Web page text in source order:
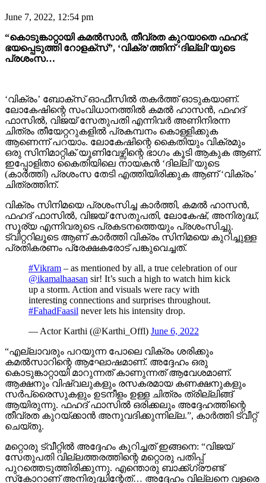
June 7, 2022, 12:54 pm
“കൊടുങ്കാറ്റായി കമൽസാർ, തീവ്രത കുറയാതെ ഫഹദ്,
ഭയപ്പെടുത്തി റോളക്സ്”, ‘വിക്ര’ത്തിന് ‘ദില്ലി’യുടെ
പ്രശംസ…
‘വിക്രം’ ബോക്സ് ഓഫീസിൽ തകർത്ത് ഓടുകയാണ്.
ലോകേഷിന്റെ സംവിധാനത്തിൽ കമൽ ഹാസൻ, ഫഹദ്
ഫാസിൽ, വിജയ് സേതുപതി എന്നിവർ അണിനിരന്ന
ചിത്രം തീയേറ്ററുകളിൽ പ്രകമ്പനം കൊള്ളിക്കുക
ആണെന്ന് പറയാം. ലോകേഷിന്റെ കൈതിയും വിക്രമും
ഒരു സിനിമാറ്റിക് യൂണിവേഴ്സിന്റെ ഭാഗം കൂടി ആകുക ആണ്.
ഇപ്പോളിതാ കൈതിയിലെ നായകൻ ‘ദില്ലി’യുടെ
(കാർത്തി) പ്രശംസ തേടി എത്തിയിരിക്കുക ആണ് ‘വിക്രം’
ചിത്രത്തിന്.
വിക്രം സിനിമയെ പ്രശംസിച്ച കാർത്തി, കമൽ ഹാസൻ,
ഫഹദ് ഫാസിൽ, വിജയ് സേതുപതി, ലോകേഷ്, അനിരുദ്ധ്,
സൂര്യ എന്നിവരുടെ പ്രകടനത്തെയും പ്രശംസിച്ചു.
ട്വിറ്ററിലൂടെ ആണ് കാർത്തി വിക്രം സിനിമയെ കുറിച്ചുള്ള
പ്രതികരണം പ്രേക്ഷകരോട് പങ്കുവെച്ചത്.
#Vikram – as mentioned by all, a true celebration of our
@ikamalhaasan sir! It’s such a high to watch him kick
up a storm. Action and visuals were racy with
interesting connections and surprises throughout.
#FahadFaasil never lets his intensity drop.
— Actor Karthi (@Karthi_Offl) June 6, 2022
“എല്ലാവരും പറയുന്ന പോലെ വിക്രം ശരിക്കും
കമൽസാറിന്റെ ആഘോഷമാണ്. അദ്ദേഹം ഒരു
കൊടുങ്കാറ്റായി മാറുന്നത് കാണുന്നത് ആവേശമാണ്.
ആക്ഷനും വിഷ്വലുകളും രസകരമായ കണക്ഷനുകളും
സർപ്രൈസുകളും ഉടനീളം ഉള്ള ചിത്രം ത്രില്ലിങ്ങ്
ആയിരുന്നു. ഫഹദ് ഫാസിൽ ഒരിക്കലും അദ്ദേഹത്തിന്റെ
തീവ്രത കുറയ്ക്കാൻ അനുവദിക്കുന്നില്ല.”, കാർത്തി ട്വീറ്റ്
ചെയ്തു.
മറ്റൊരു ട്വീറ്റിൽ അദ്ദേഹം കുറിച്ചത് ഇങ്ങനെ: “വിജയ്
സേതുപതി വില്ലത്തരത്തിന്റെ മറ്റൊരു പതിപ്പ്
പുറത്തെടുത്തിരിക്കുന്നു. എന്തൊരു ബാക്ക്ഗ്രൗണ്ട്
സ്‌കോറാണ് അനിരുദ്ധിന്റേത്… അദ്ദേഹം വില്ലനെ വളരെ